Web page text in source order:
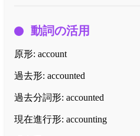
動詞の活用
原形: account
過去形: accounted
過去分詞形: accounted
現在進行形: accounting